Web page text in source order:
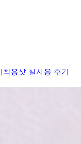
착용샷·실사용 후기